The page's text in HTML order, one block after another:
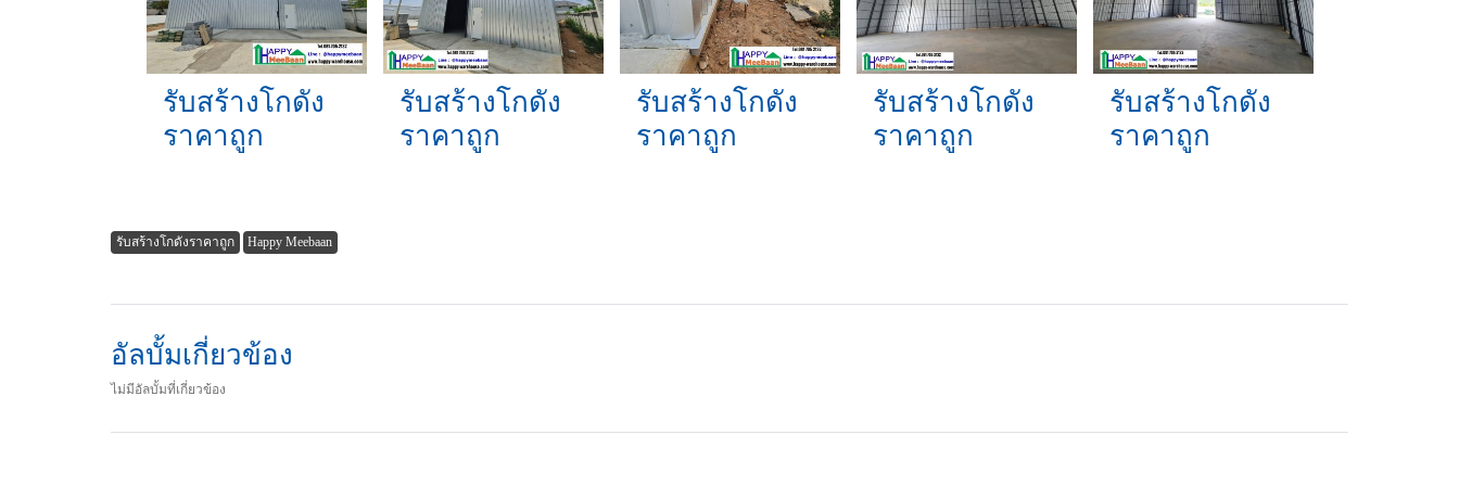
รับสร้างโกดัง
ราคาถูก
รับสร้างโกดัง
ราคาถูก
รับสร้างโกดัง
ราคาถูก
รับสร้างโกดัง
ราคาถูก
รับสร้างโกดัง
ราคาถูก
รับสร้างโกดังราคาถูก Happy Meebaan
อัลบั้มเกี่ยวข้อง
ไม่มีอัลบั้มที่เกี่ยวข้อง